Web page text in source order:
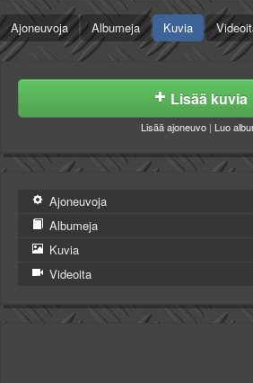
Ajoneuvoja Albumeja Kuvia
Lisää kuvia
Lisää ajoneuvo | Luo
Ajoneuvoja
Albumeja
Kuvia
Videoita